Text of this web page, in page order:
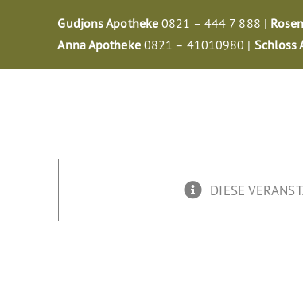
Gudjons Apotheke 0821 – 444 7 888 |
Anna Apotheke0821 – 41010980 | Schloss
DIESE